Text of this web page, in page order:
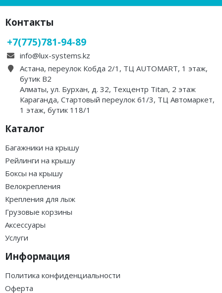
Контакты
+7(775)781-94-89
info@lux-systems.kz
Астана, переулок Кобда 2/1, ТЦ AUTOMART, 1 этаж,
бутик B2
Алматы, ул. Бурхан, д. 32, Техцентр Titan, 2 этаж
Караганда, Стартовый переулок 61/3, ТЦ Автомаркет,
1 этаж, бутик 118/1
Каталог
Багажники на крышу
Рейлинги на крышу
Боксы на крышу
Велокрепления
Крепления для лыж
Грузовые корзины
Аксессуары
Услуги
Информация
Политика конфиденциальности
Оферта